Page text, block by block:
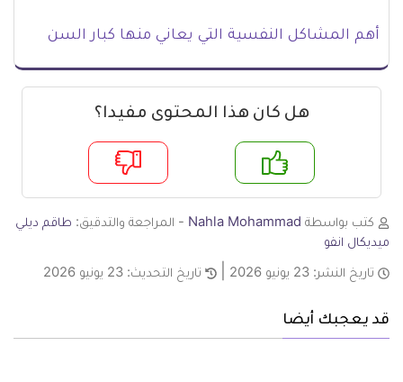
أهم المشاكل النفسية التي يعاني منها كبار السن
هل كان هذا المحتوى مفيدا؟
لا
كتب بواسطة Nahla Mohammad - المراجعة والتدقيق: طاقم ديلي
ميديكال انفو
تاريخ النشر: 23 يونيو 2026 تاريخ التحديث: 23 يونيو 2026
قد يعجبك أيضا